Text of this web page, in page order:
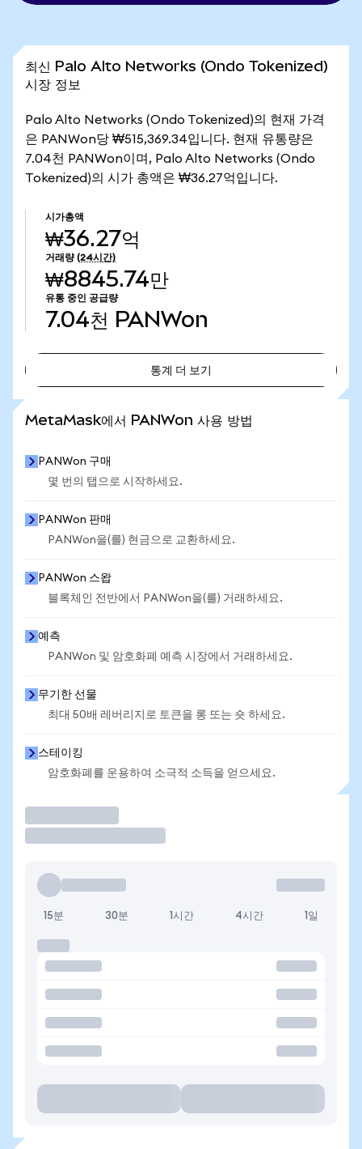
최신 Palo Alto Networks (Ondo Tokenized)
시장 정보
Palo Alto Networks (Ondo Tokenized)의 현재 가격
은 PANWon당 ₩515,369.34입니다. 현재 유통량은
7.04천 PANWon이며, Palo Alto Networks (Ondo
Tokenized)의 시가 총액은 ₩36.27억입니다.
시가총액
₩36.27억
거래량 (24시간)
₩8845.74만
유통 중인 공급량
7.04천 PANWon
통계 더 보기
MetaMask에서 PANWon 사용 방법
PANWon 구매
몇 번의 탭으로 시작하세요.
PANWon 판매
PANWon을(를) 현금으로 교환하세요.
PANWon 스왑
블록체인 전반에서 PANWon을(를) 거래하세요.
예측
PANWon 및 암호화폐 예측 시장에서 거래하세요.
무기한 선물
최대 50배 레버리지로 토큰을 롱 또는 숏 하세요.
스테이킹
암호화폐를 운용하여 소극적 소득을 얻으세요.
15분 30분 1시간 4시간 1일